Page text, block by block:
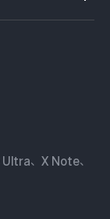
、X Note、